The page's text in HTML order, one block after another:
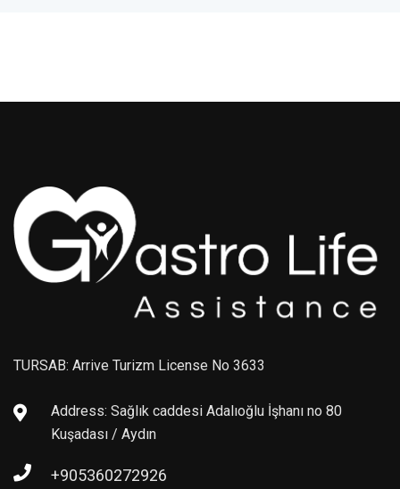
TURSAB: Arrive Turizm License No 3633
Address: Sağlık caddesi Adalıoğlu İşhanı no 80
Kuşadası / Aydın
+905360272926